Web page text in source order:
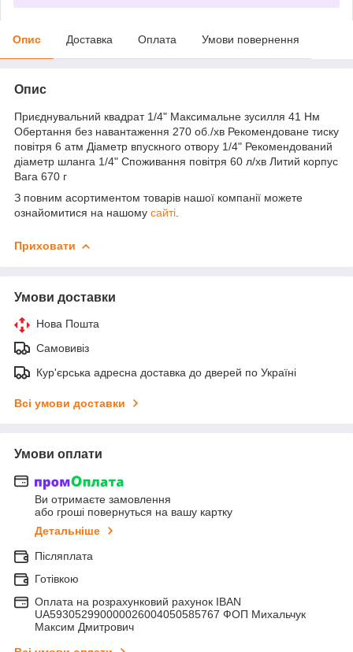
Опис Доставка Оплата Умови повернення
Опис
Приєднувальний квадрат 1/4" Максимальне зусилля 41 Нм
Обертання без навантаження 270 об./хв Рекомендоване тиску
повітря 6 атм Діаметр впускного отвору 1/4" Рекомендований
діаметр шланга 1/4" Споживання повітря 60 л/хв Литий корпус
Вага 670 г
З повним асортиментом товарів нашої компанії можете
ознайомитися на нашому сайті
Приховати
Умови доставки
Нова Пошта
Самовивіз
Кур'єрська адресна доставка до дверей по Україні
Всі умови доставки
Умови оплати
Ви отримаєте замовлення
або гроші повернуться на вашу картку
Детальніше
Післяплата
Готівкою
Оплата на розрахунковий рахунок IBAN
UA593052990000026004050585767 ФОП Михальчук
Максим Дмитрович